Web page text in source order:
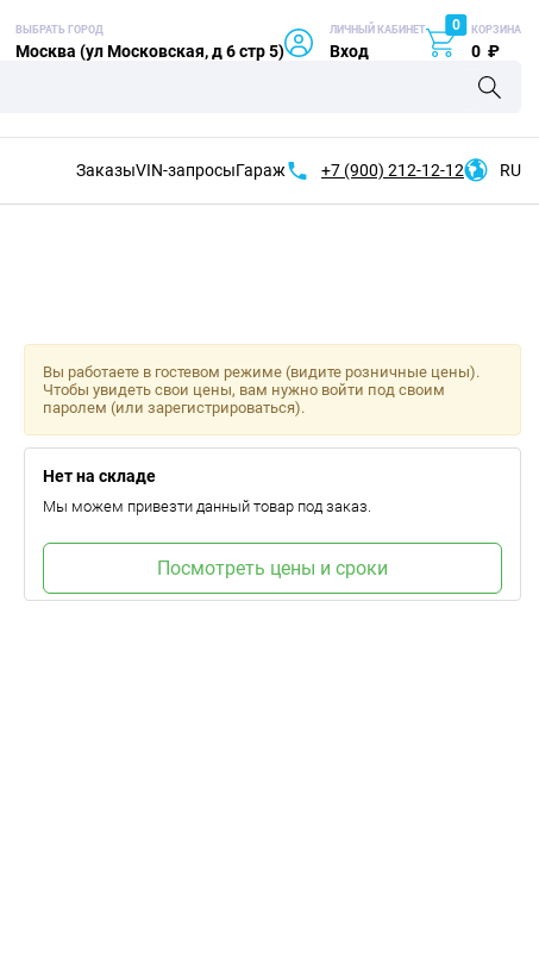
ВЫБРАТЬ ГОРОД
Москва (ул Московская, д 6 стр 5)
ЛИЧНЫЙ КАБИНЕТ
Вход
0 КОРЗИНА
0 ₽
ЗаказыVIN-запросыГараж +7 (900) 212-12-12 RU
Вы работаете в гостевом режиме (видите розничные цены).
Чтобы увидеть свои цены, вам нужно войти под своим
паролем (или зарегистрироваться).
Нет на складе
Мы можем привезти данный товар под заказ.
Посмотреть цены и сроки